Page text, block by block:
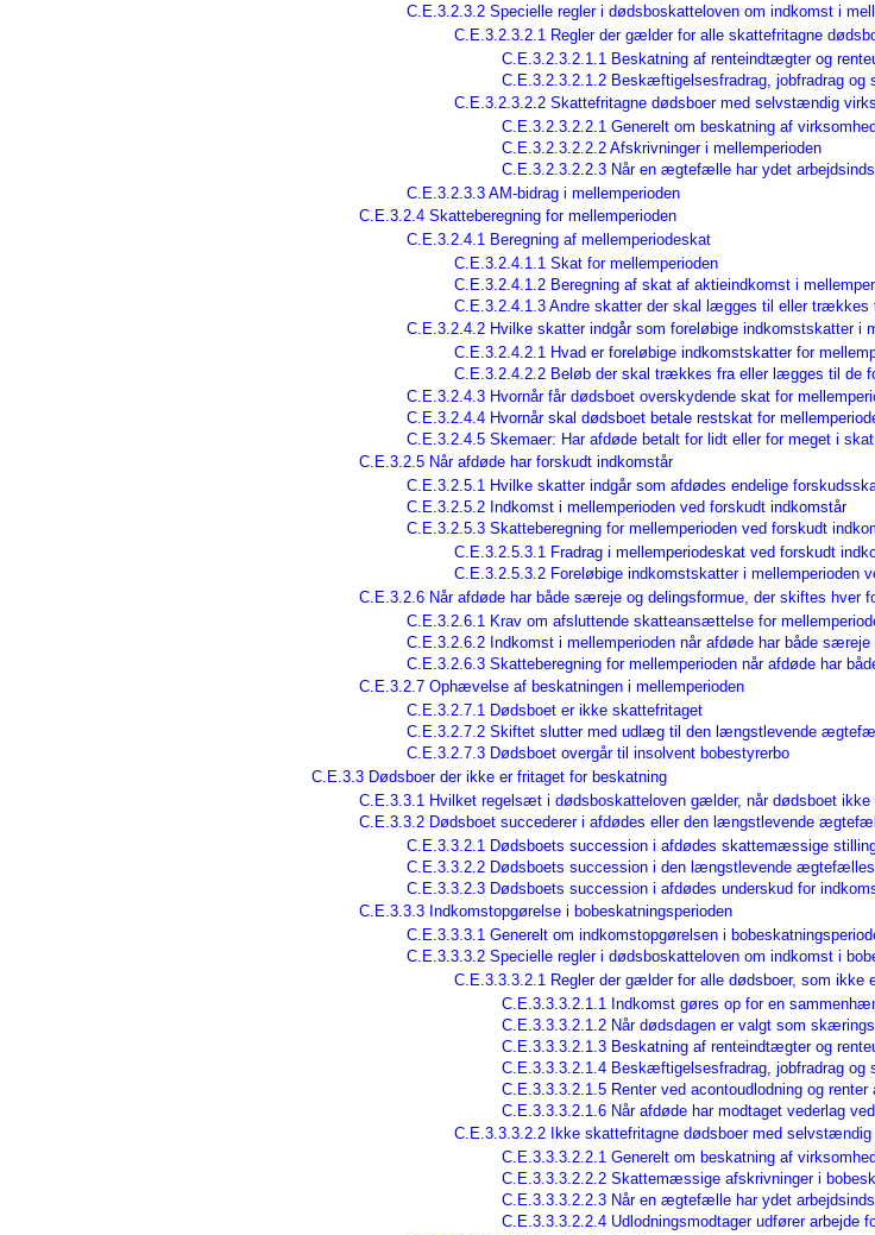
C.E.3.2.3.2 Specielle regler i dødsboskatteloven om indkomst i
C.E.3.2.3.2.1 Regler der gælder for alle skattefritagne
C.E.3.2.3.2.1.1 Beskatning af renteindtægter og
C.E.3.2.3.2.1.2 Beskæftigelsesfradrag, jobfradrag og
C.E.3.2.3.2.2 Skattefritagne dødsboer med selvstændig
C.E.3.2.3.2.2.1 Generelt om beskatning af
C.E.3.2.3.2.2.2 Afskrivninger i mellemperioden
C.E.3.2.3.2.2.3 Når en ægtefælle har ydet
C.E.3.2.3.3 AM-bidrag i mellemperioden
C.E.3.2.4 Skatteberegning for mellemperioden
C.E.3.2.4.1 Beregning af mellemperiodeskat
C.E.3.2.4.1.1 Skat for mellemperioden
C.E.3.2.4.1.2 Beregning af skat af aktieindkomst i
C.E.3.2.4.1.3 Andre skatter der skal lægges til eller trækkes
C.E.3.2.4.2 Hvilke skatter indgår som foreløbige indkomstskatter i
C.E.3.2.4.2.1 Hvad er foreløbige indkomstskatter for
C.E.3.2.4.2.2 Beløb der skal trækkes fra eller lægges til de
C.E.3.2.4.3 Hvornår får dødsboet overskydende skat for
C.E.3.2.4.4 Hvornår skal dødsboet betale restskat for
C.E.3.2.4.5 Skemaer: Har afdøde betalt for lidt eller for meget i
C.E.3.2.5 Når afdøde har forskudt indkomstår
C.E.3.2.5.1 Hvilke skatter indgår som afdødes endelige
C.E.3.2.5.2 Indkomst i mellemperioden ved forskudt indkomstår
C.E.3.2.5.3 Skatteberegning for mellemperioden ved forskudt
C.E.3.2.5.3.1 Fradrag i mellemperiodeskat ved forskudt
C.E.3.2.5.3.2 Foreløbige indkomstskatter i mellemperioden
C.E.3.2.6 Når afdøde har både særeje og delingsformue, der skiftes hver
C.E.3.2.6.1 Krav om afsluttende skatteansættelse for
C.E.3.2.6.2 Indkomst i mellemperioden når afdøde har både
C.E.3.2.6.3 Skatteberegning for mellemperioden når afdøde har
C.E.3.2.7 Ophævelse af beskatningen i mellemperioden
C.E.3.2.7.1 Dødsboet er ikke skattefritaget
C.E.3.2.7.2 Skiftet slutter med udlæg til den længstlevende
C.E.3.2.7.3 Dødsboet overgår til insolvent bobestyrerbo
C.E.3.3 Dødsboer der ikke er fritaget for beskatning
C.E.3.3.1 Hvilket regelsæt i dødsboskatteloven gælder, når dødsboet ikke
C.E.3.3.2 Dødsboet succederer i afdødes eller den længstlevende
C.E.3.3.2.1 Dødsboets succession i afdødes skattemæssige
C.E.3.3.2.2 Dødsboets succession i den længstlevende
C.E.3.3.2.3 Dødsboets succession i afdødes underskud for
C.E.3.3.3 Indkomstopgørelse i bobeskatningsperioden
C.E.3.3.3.1 Generelt om indkomstopgørelsen i
C.E.3.3.3.2 Specielle regler i dødsboskatteloven om indkomst i
C.E.3.3.3.2.1 Regler der gælder for alle dødsboer, som ikke
C.E.3.3.3.2.1.1 Indkomst gøres op for en
C.E.3.3.3.2.1.2 Når dødsdagen er valgt som
C.E.3.3.3.2.1.3 Beskatning af renteindtægter og
C.E.3.3.3.2.1.4 Beskæftigelsesfradrag, jobfradrag og
C.E.3.3.3.2.1.5 Renter ved acontoudlodning og renter
C.E.3.3.3.2.1.6 Når afdøde har modtaget vederlag
C.E.3.3.3.2.2 Ikke skattefritagne dødsboer med selvstændig
C.E.3.3.3.2.2.1 Generelt om beskatning af
C.E.3.3.3.2.2.2 Skattemæssige afskrivninger i
C.E.3.3.3.2.2.3 Når en ægtefælle har ydet
C.E.3.3.3.2.2.4 Udlodningsmodtager udfører arbejde